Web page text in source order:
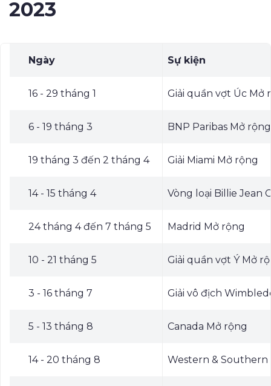
2023
Ngày Sự kiện
16 - 29 tháng 1 Giải quần vợt Úc Mở
6 - 19 tháng 3 BNP Paribas Mở rộng
19 tháng 3 đến 2 tháng 4 Giải Miami Mở rộng
14 - 15 tháng 4 Vòng loại Billie Jean
24 tháng 4 đến 7 tháng 5 Madrid Mở rộng
10 - 21 tháng 5 Giải quần vợt Ý Mở
3 - 16 tháng 7 Giải vô địch
5 - 13 tháng 8 Canada Mở rộng
14 - 20 tháng 8 Western & Southern